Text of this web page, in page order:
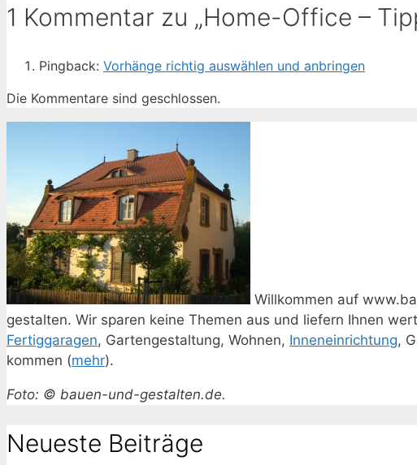
1 Kommentar zu „Home-Office –
Pingback: Vorhänge richtig auswählen und anbringen
Die Kommentare sind geschlossen.
Willkommen auf
gestalten. Wir sparen keine Themen aus und liefern Ihnen
Fertiggaragen, Gartengestaltung, Wohnen, Inneneinrichtung,
kommen (mehr).
Foto: © bauen-und-gestalten.de.
Neueste Beiträge